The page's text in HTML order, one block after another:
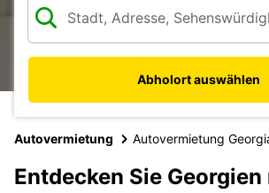
Abholort auswählen
Autovermietung Autovermietung
Entdecken Sie